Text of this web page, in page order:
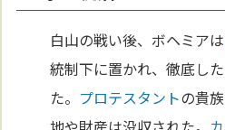
白山の戦い後、ボヘミアは
統制下に置かれ、徹底し
た。 プロテスタントの貴